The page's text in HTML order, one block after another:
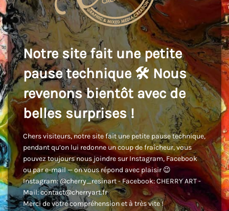
Notre site fait une petite
pause technique 🛠️ Nous
revenons bientôt avec de
belles surprises !
Chers visiteurs, notre site fait une petite pause technique,
pendant qu’on lui redonne un coup de fraîcheur, vous
pouvez toujours nous joindre sur Instagram, Facebook
ou par e-mail — on vous répond avec plaisir 😉
Instagram: @cherry_resinart - Facebook: CHERRY ART -
Mail: contact@cherryart.fr
Merci de votre compréhension et à très vite !